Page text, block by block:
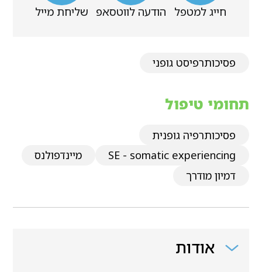
חייג למטפל הודעה לווטסאפ שליחת מייל
פסיכותרפיסט גופני
תחומי טיפול
פסיכותרפיה גופנית
SE - somatic experiencing
מיינדפולנס
דמיון מודרך
אודות